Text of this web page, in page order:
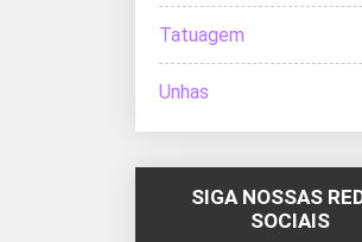
Tatuagem
Unhas
SIGA NOSSAS
SOCIAIS